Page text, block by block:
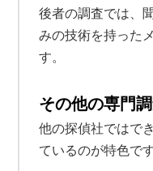
後者の調査では、
みの技術を持った
す。
その他の専門
他の探偵社ではで
ているのが特色です